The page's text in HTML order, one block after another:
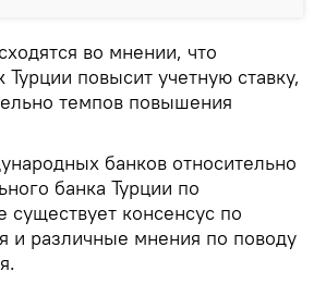
во мнении, что
повысит учетную ставку,
темпов повышения
банков относительно
банка Турции по
существует консенсус по
и различные мнения по поводу